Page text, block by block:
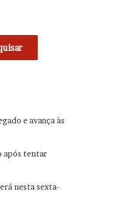
e avança às
após tentar
nesta sexta-